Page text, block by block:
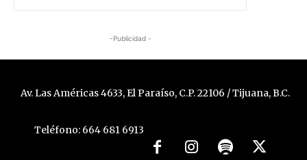
-Publicidad -
Av. Las Américas 4633, El Paraíso, C.P. 22106 / Tijuana, B.C.
Teléfono: 664 681 6913